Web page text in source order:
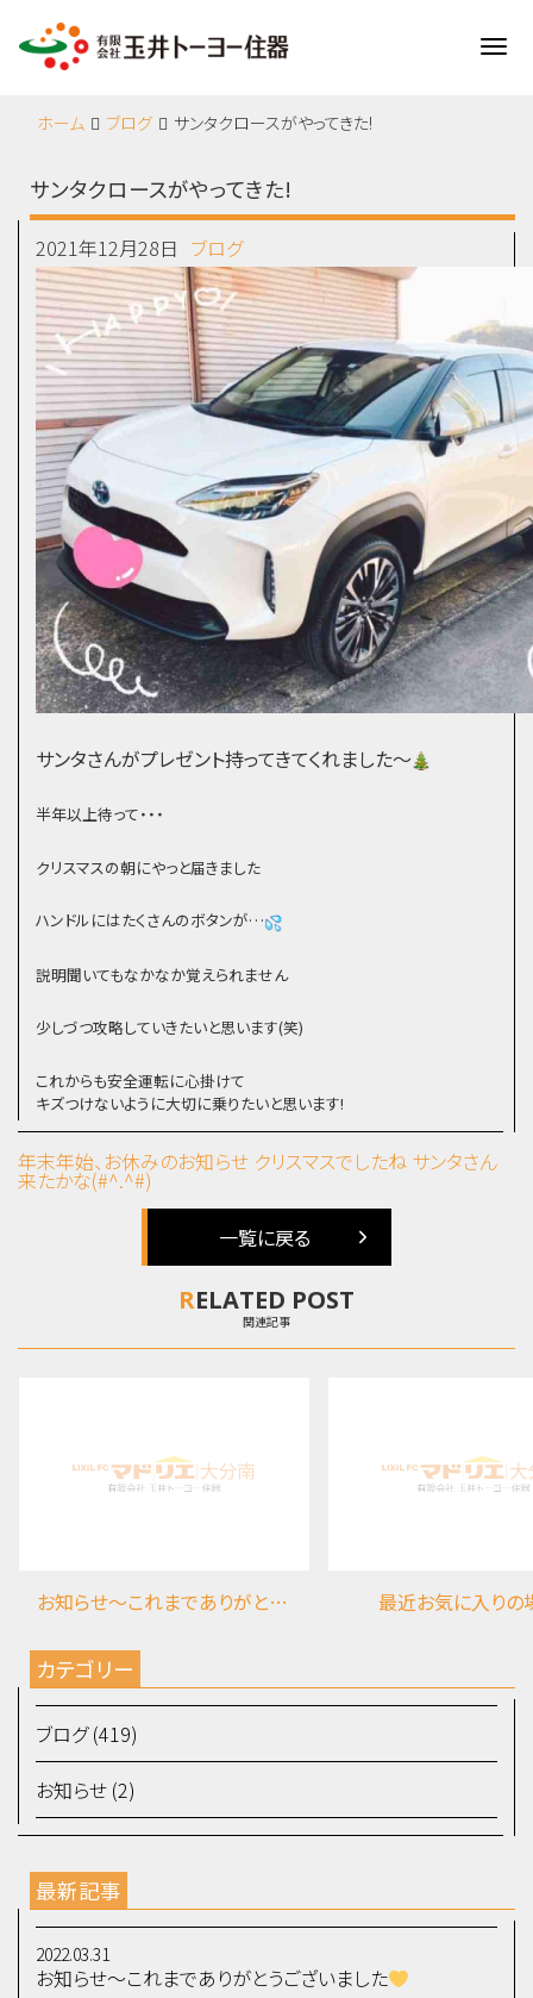
ホーム ブログ サンタクロースがやってきた!
サンタクロースがやってきた!
2021年12月28日 ブログ
サンタさんがプレゼント持ってきてくれました～
半年以上待って・・・
クリスマスの朝にやっと届きました
ハンドルにはたくさんのボタンが…
説明聞いてもなかなか覚えられません
少しづつ攻略していきたいと思います(笑)
これからも安全運転に心掛けて
キズつけないように大切に乗りたいと思います!
年末年始、お休みのお知らせ クリスマスでしたね サンタさん
来たかな(#^.^#)
一覧に戻る
RELATED POST
関連記事
お知らせ～これまでありがとうございました 最近お気に入りの
カテゴリー
ブログ (419)
お知らせ (2)
最新記事
2022.03.31
お知らせ～これまでありがとうございました